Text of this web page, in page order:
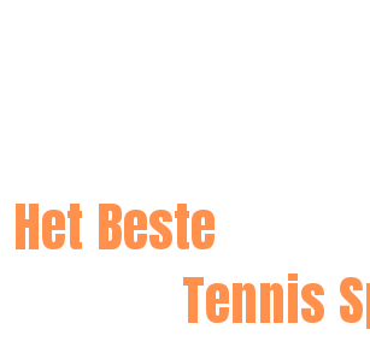
Het Beste
Tennis